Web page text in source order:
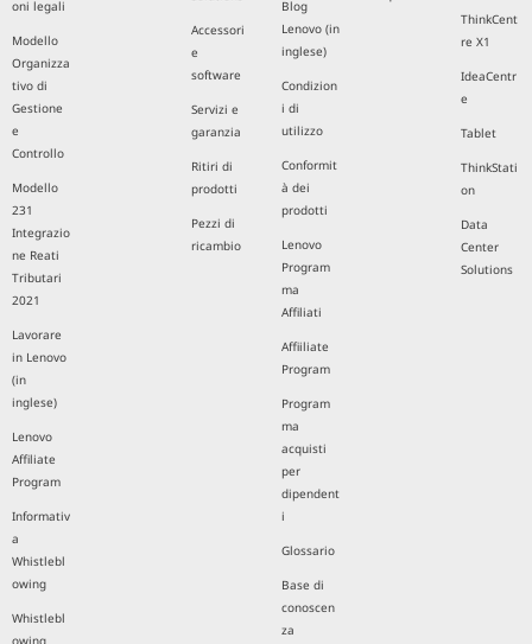
oni legali
Modello
Organizza
tivo di
Gestione
e
Controllo
Modello
231
Integrazio
ne Reati
Tributari
2021
Lavorare
in Lenovo
(in
inglese)
Lenovo
Affiliate
Program
Informativ
a
Whistlebl
owing
Whistlebl
Accessori
e
software
Servizi e
garanzia
Ritiri di
prodotti
Pezzi di
ricambio
Blog
Lenovo (in
inglese)
Condizion
i di
utilizzo
Conformit
à dei
prodotti
Lenovo
Program
ma
Affiliati
Affiiliate
Program
Program
ma
acquisti
per
dipendent
i
Glossario
Base di
conoscen
za
ThinkCent
re X1
IdeaCentr
e
Tablet
ThinkStati
on
Data
Center
Solutions